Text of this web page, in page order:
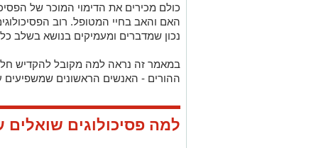
כולם מכירים את הדימוי המוכר של
האם והאב בחיי המטופל. רוב
נכון שמדברים ומעמיקים בנושא בשלב
במאמר זה נראה למה מקובל להקדיש
ההורים - האנשים הראשונים שמשפיעים
למה פסיכולוגים שואלים